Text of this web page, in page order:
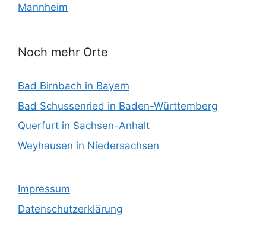
Mannheim
Noch mehr Orte
Bad Birnbach in Bayern
Bad Schussenried in Baden-Württemberg
Querfurt in Sachsen-Anhalt
Weyhausen in Niedersachsen
Impressum
Datenschutzerklärung